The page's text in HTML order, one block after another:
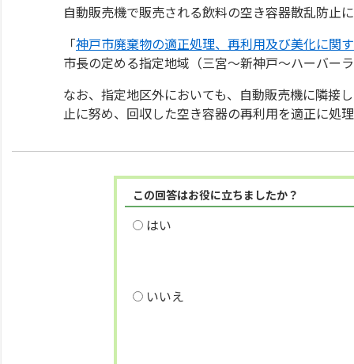
自動販売機で販売される飲料の空き容器散乱防止
「神戸市廃棄物の適正処理、再利用及び美化に関
市長の定める指定地域（三宮～新神戸～ハーバー
なお、指定地区外においても、自動販売機に隣接
止に努め、回収した空き容器の再利用を適正に処
この回答はお役に立ちましたか？
はい
いいえ